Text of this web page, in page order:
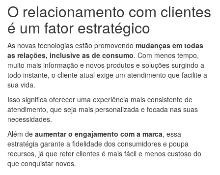
O relacionamento com clientes
é um fator estratégico
As novas tecnologias estão promovendo mudanças em todas
as relações, inclusive as de consumo. Com menos tempo,
muito mais informação e novos produtos e soluções surgindo a
todo instante, o cliente atual exige um atendimento que facilite a
sua vida.
Isso significa oferecer uma experiência mais consistente de
atendimento, que seja mais personalizada e focada nas suas
necessidades.
Além de aumentar o engajamento com a marca, essa
estratégia garante a fidelidade dos consumidores e poupa
recursos, já que reter clientes é mais fácil e menos custoso do
que conquistar novos.